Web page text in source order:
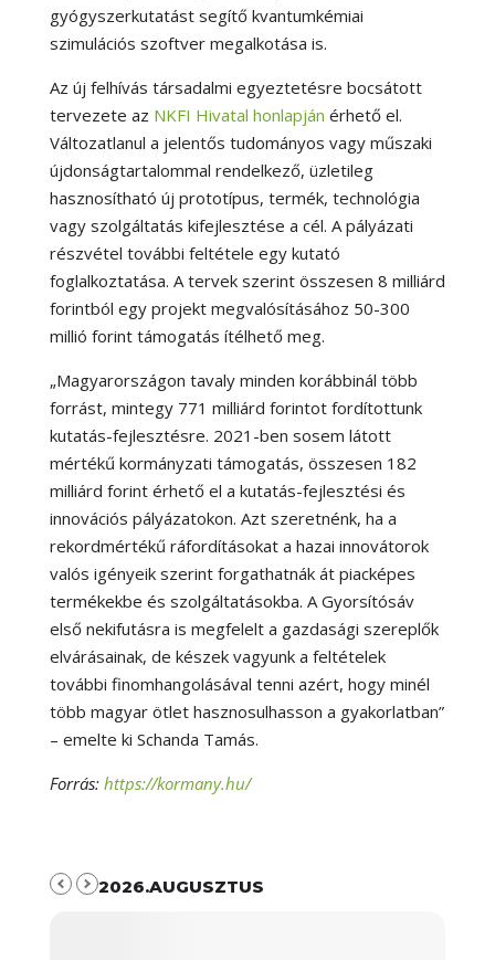
gyógyszerkutatást segítő kvantumkémiai
szimulációs szoftver megalkotása is.
Az új felhívás társadalmi egyeztetésre bocsátott
tervezete az NKFI Hivatal honlapján érhető el.
Változatlanul a jelentős tudományos vagy műszaki
újdonságtartalommal rendelkező, üzletileg
hasznosítható új prototípus, termék, technológia
vagy szolgáltatás kifejlesztése a cél. A pályázati
részvétel további feltétele egy kutató
foglalkoztatása. A tervek szerint összesen 8 milliárd
forintból egy projekt megvalósításához 50-300
millió forint támogatás ítélhető meg.
„Magyarországon tavaly minden korábbinál több
forrást, mintegy 771 milliárd forintot fordítottunk
kutatás-fejlesztésre. 2021-ben sosem látott
mértékű kormányzati támogatás, összesen 182
milliárd forint érhető el a kutatás-fejlesztési és
innovációs pályázatokon. Azt szeretnénk, ha a
rekordmértékű ráfordításokat a hazai innovátorok
valós igényeik szerint forgathatnák át piacképes
termékekbe és szolgáltatásokba. A Gyorsítósáv
első nekifutásra is megfelelt a gazdasági szereplők
elvárásainak, de készek vagyunk a feltételek
további finomhangolásával tenni azért, hogy minél
több magyar ötlet hasznosulhasson a gyakorlatban”
– emelte ki Schanda Tamás.
Forrás: https://kormany.hu/
2026.AUGUSZTUS